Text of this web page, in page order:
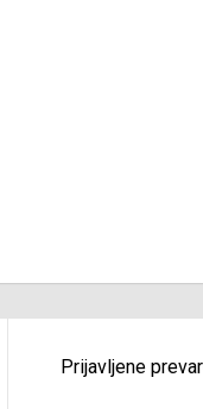
Prijavljene